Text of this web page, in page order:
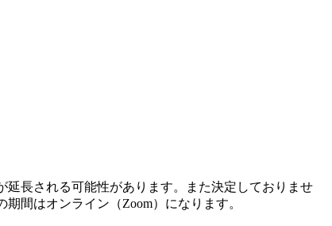
長される可能性があります。また決定しておりませ
間はオンライン（Zoom）になります。